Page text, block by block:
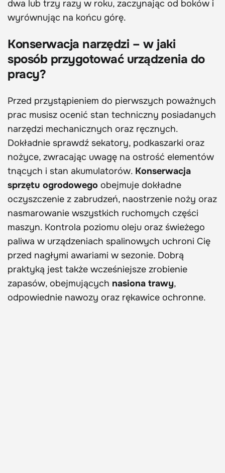
dwa lub trzy razy w roku, zaczynając od boków i
wyrównując na końcu górę.
Konserwacja narzędzi – w jaki
sposób przygotować urządzenia do
pracy?
Przed przystąpieniem do pierwszych poważnych
prac musisz ocenić stan techniczny posiadanych
narzędzi mechanicznych oraz ręcznych.
Dokładnie sprawdź sekatory, podkaszarki oraz
nożyce, zwracając uwagę na ostrość elementów
tnących i stan akumulatorów. Konserwacja
sprzętu ogrodowego obejmuje dokładne
oczyszczenie z zabrudzeń, naostrzenie noży oraz
nasmarowanie wszystkich ruchomych części
maszyn. Kontrola poziomu oleju oraz świeżego
paliwa w urządzeniach spalinowych uchroni Cię
przed nagłymi awariami w sezonie. Dobrą
praktyką jest także wcześniejsze zrobienie
zapasów, obejmujących nasiona trawy,
odpowiednie nawozy oraz rękawice ochronne.